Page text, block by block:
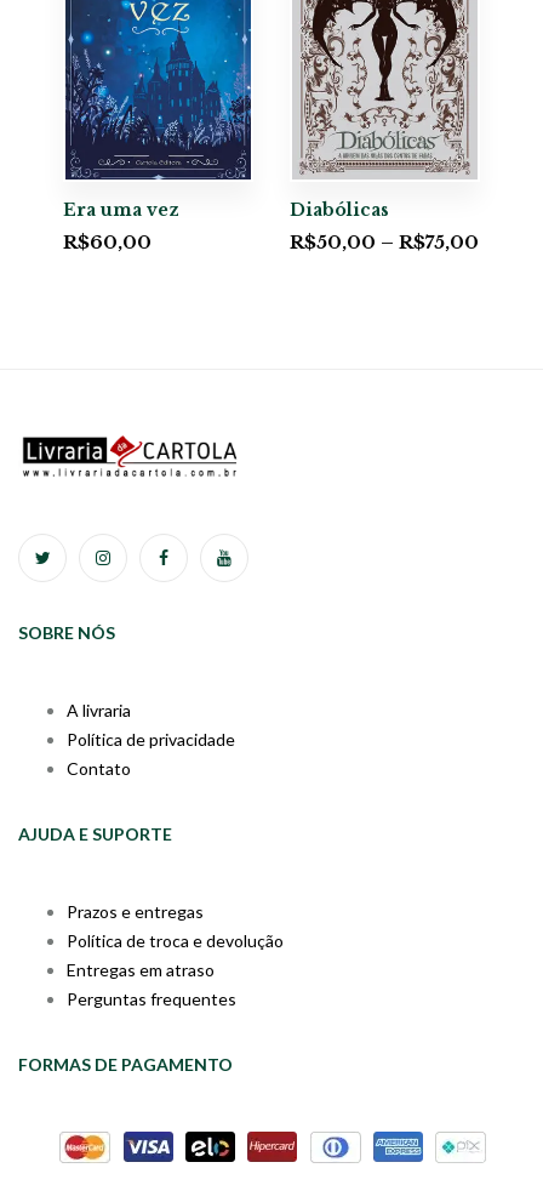
Era uma vez
R$60,00
Diabólicas
R$50,00 – R$75,00
SOBRE NÓS
A livraria
Política de privacidade
Contato
AJUDA E SUPORTE
Prazos e entregas
Política de troca e devolução
Entregas em atraso
Perguntas frequentes
FORMAS DE PAGAMENTO